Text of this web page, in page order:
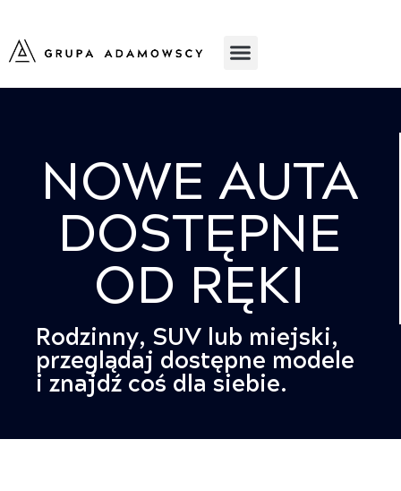
NOWE AUTA
DOSTĘPNE
OD RĘKI
Rodzinny, SUV lub miejski,
przeglądaj dostępne modele
i znajdź coś dla siebie.